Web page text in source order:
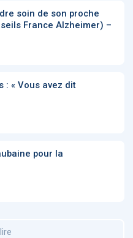
soin de son proche
France Alzheimer) –
: « Vous avez dit
pour la